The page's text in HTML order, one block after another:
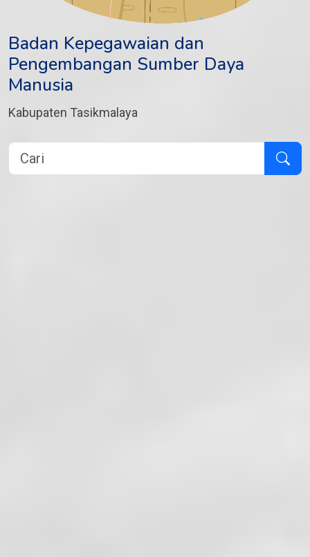
Badan Kepegawaian dan
Pengembangan Sumber Daya
Manusia
Kabupaten Tasikmalaya